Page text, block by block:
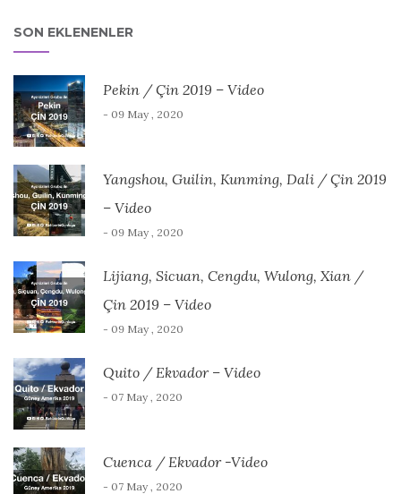
SON EKLENENLER
Pekin / Çin 2019 – Video
- 09 May , 2020
Yangshou, Guilin, Kunming, Dali / Çin 2019
– Video
- 09 May , 2020
Lijiang, Sicuan, Cengdu, Wulong, Xian /
Çin 2019 – Video
- 09 May , 2020
Quito / Ekvador – Video
- 07 May , 2020
Cuenca / Ekvador -Video
- 07 May , 2020